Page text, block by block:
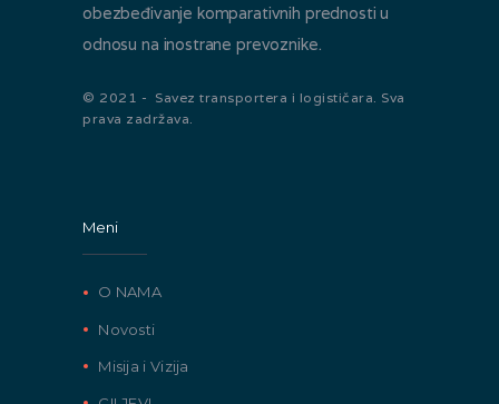
obezbeđivanje komparativnih prednosti u
odnosu na inostrane prevoznike.
© 2021 - Savez transportera i logističara. Sva
prava zadržava.
Meni
O NAMA
Novosti
Misija i Vizija